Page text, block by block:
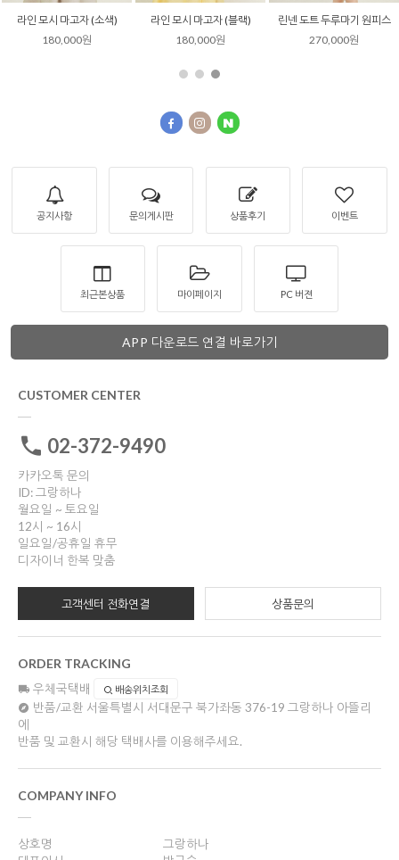
라인 모시 마고자 (소색)
180,000원
라인 모시 마고자 (블랙)
180,000원
린넨 도트 두루마기 원피스
270,000원
공지사항 문의게시판 상품후기 이벤트
최근본상품 마이페이지 PC 버젼
APP 다운로드 연결 바로가기
CUSTOMER CENTER
02-372-9490
카카오톡 문의
ID: 그랑하나
월요일 ~ 토요일
12시 ~ 16시
일요일/공휴일 휴무
디자이너 한복 맞춤
고객센터 전화연결 상품문의
ORDER TRACKING
우체국택배 배송위치조회
반품/교환 서울특별시 서대문구 북가좌동 376-19 그랑하나 아뜰리
에
반품 및 교환시 해당 택배사를 이용해주세요.
COMPANY INFO
상호명
그랑하나